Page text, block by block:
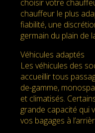
choisir votre
chauffeur le plus
fiabilité, une
germain du plain de
Véhicules adaptés
Les véhicules des
accueillir tous
de-gamme,
et climatisés.
grande capacité qui
vos bagages à